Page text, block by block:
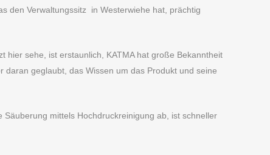
den Verwaltungssitz in Westerwiehe hat, prächtig
hier sehe, ist erstaunlich, KATMA hat große Bekanntheit
geglaubt, das Wissen um das Produkt und seine
mittels Hochdruckreinigung ab, ist schneller